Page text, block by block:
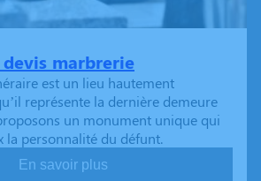
marbrerie
est un lieu hautement
représente la dernière demeure
un monument unique qui
la personnalité du défunt.
En savoir plus